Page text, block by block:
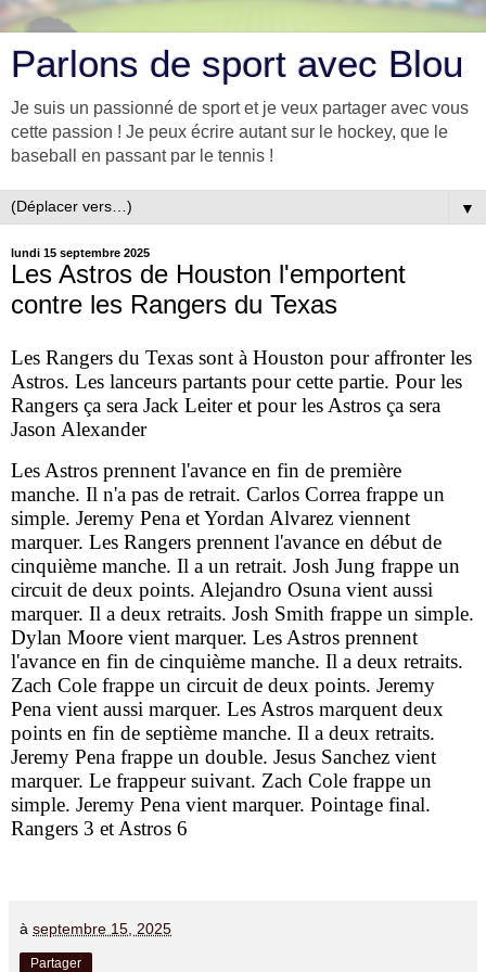
Parlons de sport avec Blou
Je suis un passionné de sport et je veux partager avec vous
cette passion ! Je peux écrire autant sur le hockey, que le
baseball en passant par le tennis !
▼
lundi 15 septembre 2025
Les Astros de Houston l'emportent
contre les Rangers du Texas
Les Rangers du Texas sont à Houston pour affronter les
Astros. Les lanceurs partants pour cette partie. Pour les
Rangers ça sera Jack Leiter et pour les Astros ça sera
Jason Alexander
Les Astros prennent l'avance en fin de première
manche. Il n'a pas de retrait. Carlos Correa frappe un
simple. Jeremy Pena et Yordan Alvarez viennent
marquer. Les Rangers prennent l'avance en début de
cinquième manche. Il a un retrait. Josh Jung frappe un
circuit de deux points. Alejandro Osuna vient aussi
marquer. Il a deux retraits. Josh Smith frappe un simple.
Dylan Moore vient marquer. Les Astros prennent
l'avance en fin de cinquième manche. Il a deux retraits.
Zach Cole frappe un circuit de deux points. Jeremy
Pena vient aussi marquer. Les Astros marquent deux
points en fin de septième manche. Il a deux retraits.
Jeremy Pena frappe un double. Jesus Sanchez vient
marquer. Le frappeur suivant. Zach Cole frappe un
simple. Jeremy Pena vient marquer. Pointage final.
Rangers 3 et Astros 6
à septembre 15, 2025
Partager